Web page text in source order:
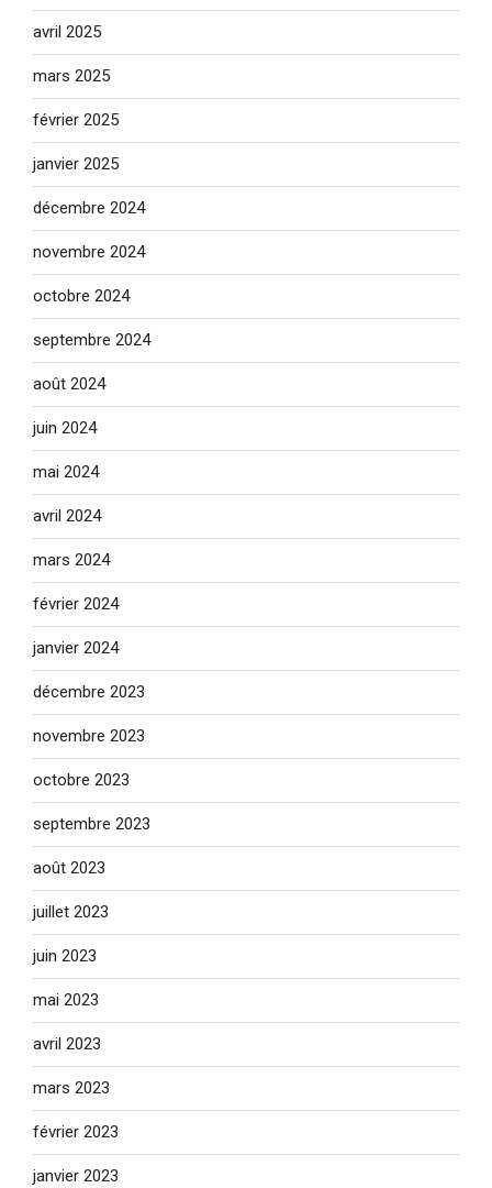
avril 2025
mars 2025
février 2025
janvier 2025
décembre 2024
novembre 2024
octobre 2024
septembre 2024
août 2024
juin 2024
mai 2024
avril 2024
mars 2024
février 2024
janvier 2024
décembre 2023
novembre 2023
octobre 2023
septembre 2023
août 2023
juillet 2023
juin 2023
mai 2023
avril 2023
mars 2023
février 2023
janvier 2023